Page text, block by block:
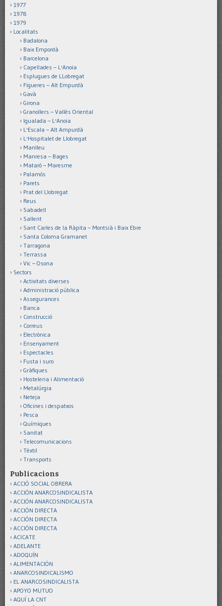
1977
1978
1979
Localitats
Badalona
Baix Empordà
Barcelona
Capellades – L'Anoia
Esplugues de LLobregat
Figueres – Alt Empurdà
Gavà
Girona
Granollers – Vallès Oriental
Igualada – L'Anoia
L'Escala – Alt Ampurdà
L'Hospitalet de Llobregat
Manlleu
Manresa – Bages
Mataró – Maresme
Palamós
Parets
Prat del Llobregat
Reus
Sabadell
Sallent
Sant Carles de la Ràpita – Montsià i Baix Ebre
Santa Coloma Gramanet
Tarragona
Terrassa
Vic – Osona
Sectors
Activitats diverses
Administració pública
Assegurances
Banca
Construcció
Correus
Electrònica
Ensenyament
Espectacles
Fusta i suro
Gràfiques
Hosteleria i Alimentació
Metalúrgia
Neteja
Oficines i despatxos
Pesca
Químiques
Sanitat
Telecomunicacions
Tèxtil
Transports
Publicacions
ACCIÓ SOCIAL OBRERA
ACCIÓN ANARCOSINDICALISTA
ACCIÓN ANARCOSINDICALISTA
ACCIÓN DIRECTA
ACCIÓN DIRECTA
ACCIÓN DIRECTA
ACICATE
ADELANTE
ADOQUÍN
ALIMENTACIÓN
ANARCOSINDICALISMO
EL ANARCOSINDICALISTA
APOYO MUTUO
AQUÍ LA CNT